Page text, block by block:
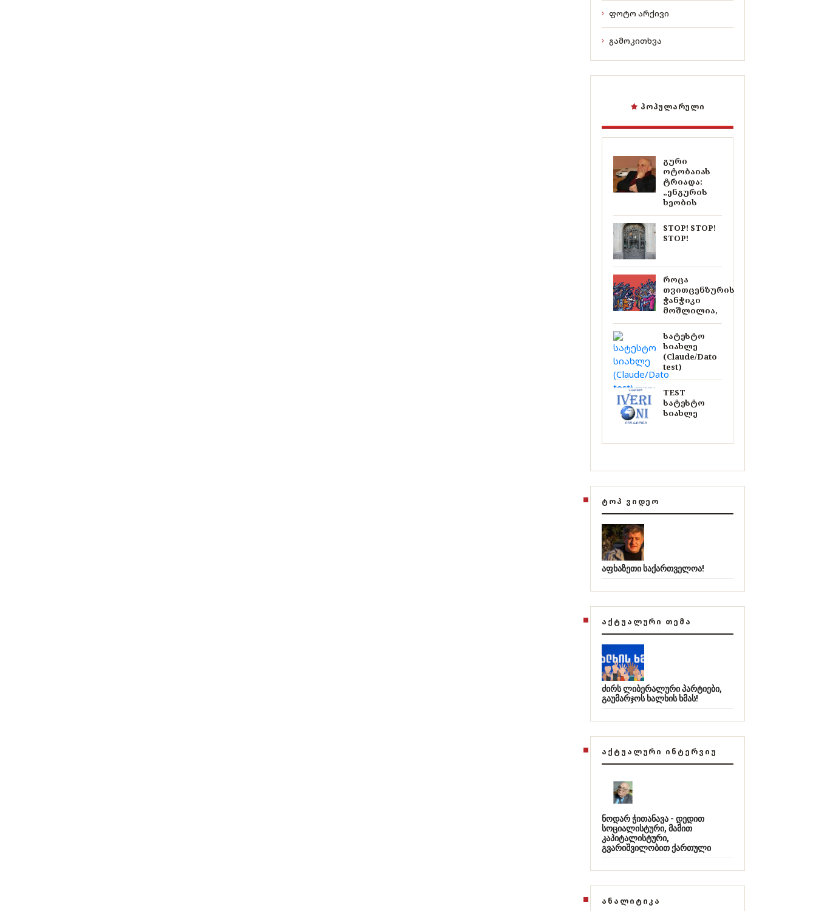
ფოტო არქივი
გამოკითხვა
ᲞᲝᲞᲣᲚᲐᲠᲣᲚᲘ
გური
ოტობაიას
ტრიადა:
„ენგურის
ხეობის
STOP! STOP!
STOP!
როცა
თვითცენზურის
ჭანჭიკი
მოშლილია,
სატესტო
სიახლე
(Claude/Dato
test)
TEST
სატესტო
სიახლე
ᲢᲝᲞ ᲕᲘᲓᲔᲝ
აფხაზეთი საქართველოა!
ᲐᲥᲢᲣᲐᲚᲣᲠᲘ ᲗᲔᲛᲐ
ძირს ლიბერალური პარტიები,
გაუმარჯოს ხალხის ხმას!
ᲐᲥᲢᲣᲐᲚᲣᲠᲘ ᲘᲜᲢᲔᲠᲕᲘᲣ
ნოდარ ჭითანავა - დედით
სოციალისტური, მამით
კაპიტალისტური,
გვარიშვილობით ქართული
ᲐᲜᲐᲚᲘᲢᲘᲙᲐ